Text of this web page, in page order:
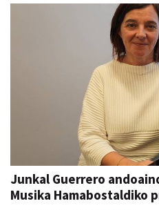
Junkal Guerrero
Musika Hamabostaldiko